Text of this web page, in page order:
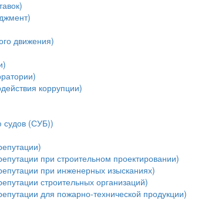
движения)
коррупции)
судов (СУБ))
при строительном проектировании)
при инженерных изысканиях)
строительных организаций)
для пожарно-технической продукции)